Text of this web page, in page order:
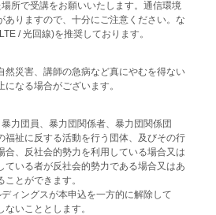
所で受講をお願いいたします。通信環境
りますので、十分にご注意ください。な
/ 光回線)を推奨しております。
災害、講師の急病など真にやむを得ない
なる場合がございます。
力団員、暴力団関係者、暴力団関係団
祉に反する活動を行う団体、及びその行
、反社会的勢力を利用している場合又は
いる者が反社会的勢力である場合又はあ
とができます。
ィングスが本申込を一方的に解除して
いこととします。